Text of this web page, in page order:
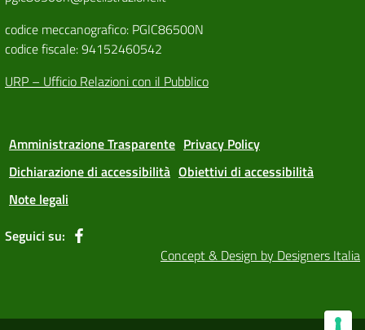
codice meccanografico: PGIC86500N
codice fiscale: 94152460542
URP – Ufficio Relazioni con il Pubblico
Amministrazione Trasparente Privacy Policy
Dichiarazione di accessibilità Obiettivi di accessibilità
Note legali
Seguici su:
Concept & Design by Designers Italia